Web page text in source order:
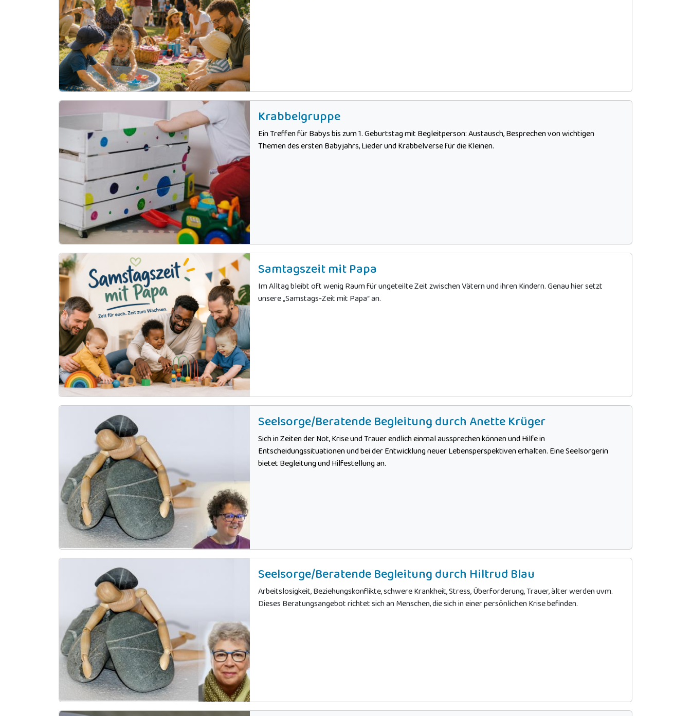
Krabbelgruppe
Ein Treffen für Babys bis zum 1. Geburtstag mit Begleitperson: Austausch, Besprechen von wichtigen
Themen des ersten Babyjahrs, Lieder und Krabbelverse für die Kleinen.
Samtagszeit mit Papa
Im Alltag bleibt oft wenig Raum für ungeteilte Zeit zwischen Vätern und ihren Kindern. Genau hier setzt
unsere „Samstags-Zeit mit Papa“ an.
Seelsorge/Beratende Begleitung durch Anette Krüger
Sich in Zeiten der Not, Krise und Trauer endlich einmal aussprechen können und Hilfe in
Entscheidungssituationen und bei der Entwicklung neuer Lebensperspektiven erhalten. Eine Seelsorgerin
bietet Begleitung und Hilfestellung an.
Seelsorge/Beratende Begleitung durch Hiltrud Blau
Arbeitslosigkeit, Beziehungskonflikte, schwere Krankheit, Stress, Überforderung, Trauer, älter werden uvm.
Dieses Beratungsangebot richtet sich an Menschen, die sich in einer persönlichen Krise befinden.